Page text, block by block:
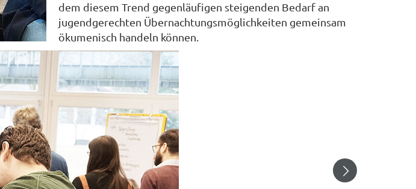
dem diesem Trend gegenläufigen steigenden Bedarf an
jugendgerechten Übernachtungsmöglichkeiten gemeinsam
ökumenisch handeln können.